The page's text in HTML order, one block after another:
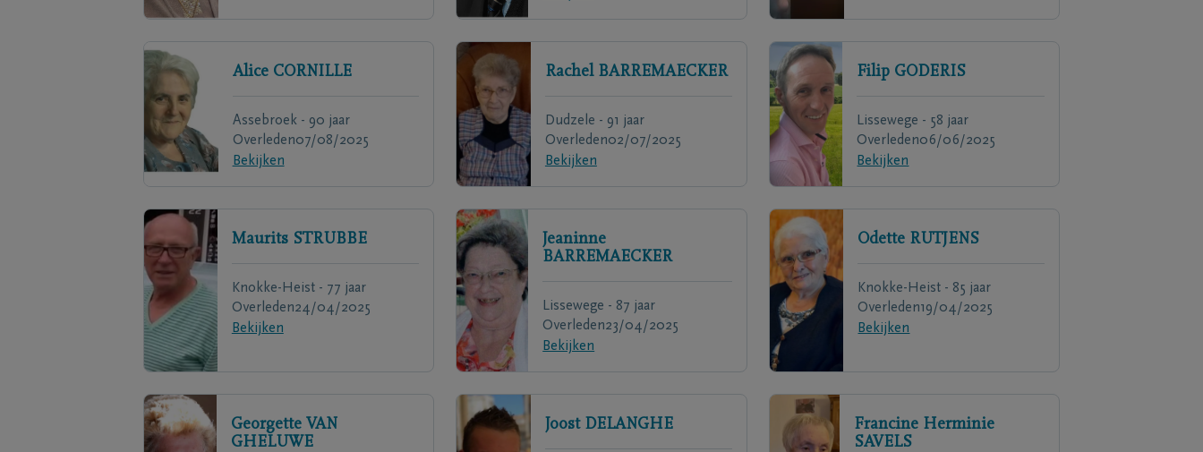
Alice CORNILLE
Assebroek - 90 jaar
Overleden07/08/2025
Bekijken
Rachel BARREMAECKER
Dudzele - 91 jaar
Overleden02/07/2025
Bekijken
Filip GODERIS
Lissewege - 58 jaar
Overleden06/06/2025
Bekijken
Maurits STRUBBE
Knokke-Heist - 77 jaar
Overleden24/04/2025
Bekijken
Jeaninne
BARREMAECKER
Lissewege - 87 jaar
Overleden23/04/2025
Bekijken
Odette RUTJENS
Knokke-Heist - 85 jaar
Overleden19/04/2025
Bekijken
Georgette VAN
GHELUWE
Joost DELANGHE
Francine Herminie
SAVELS